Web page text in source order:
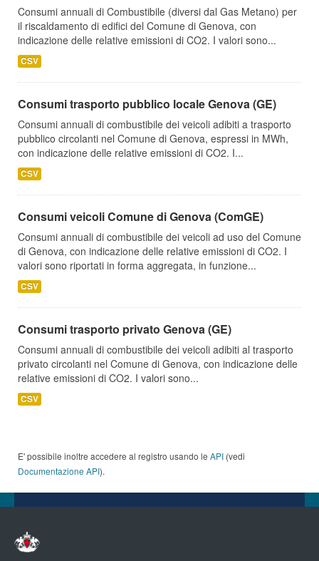
Consumi annuali di Combustibile (diversi dal Gas Metano) per
il riscaldamento di edifici del Comune di Genova, con
indicazione delle relative emissioni di CO2. I valori sono...
CSV
Consumi trasporto pubblico locale Genova (GE)
Consumi annuali di combustibile dei veicoli adibiti a trasporto
pubblico circolanti nel Comune di Genova, espressi in MWh,
con indicazione delle relative emissioni di CO2. I...
CSV
Consumi veicoli Comune di Genova (ComGE)
Consumi annuali di combustibile dei veicoli ad uso del Comune
di Genova, con indicazione delle relative emissioni di CO2. I
valori sono riportati in forma aggregata, in funzione...
CSV
Consumi trasporto privato Genova (GE)
Consumi annuali di combustibile dei veicoli adibiti al trasporto
privato circolanti nel Comune di Genova, con indicazione delle
relative emissioni di CO2. I valori sono...
CSV
E' possibile inoltre accedere al registro usando le API (vedi
Documentazione API).